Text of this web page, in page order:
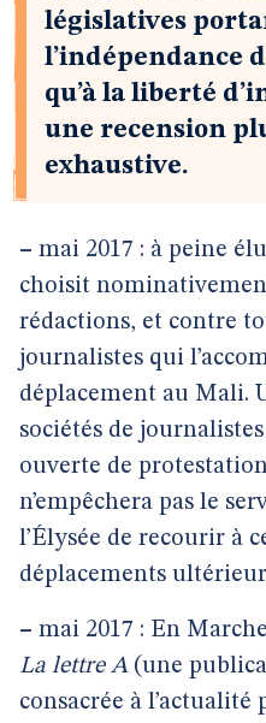
législatives
l’indépendance
qu’à la liberté
une recension
exhaustive.
– mai 2017 : à peine
choisit
rédactions, et contre
journalistes qui
déplacement au Mali.
sociétés de
ouverte de
n’empêchera pas le
l’Élysée de recourir à
déplacements
– mai 2017 : En
La lettre A(une
consacrée à